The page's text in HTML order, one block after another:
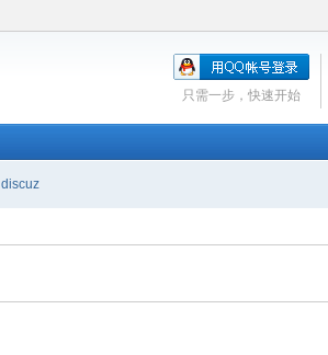
只需一步，快速开始
discuz